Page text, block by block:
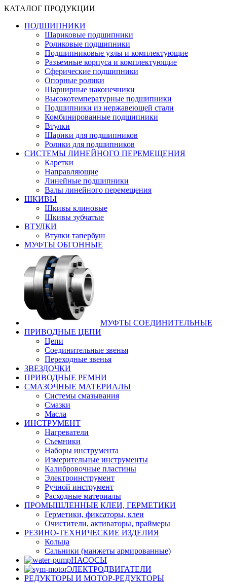
КАТАЛОГ ПРОДУКЦИИ
ПОДШИПНИКИ
Шариковые подшипники
Роликовые подшипники
Подшипниковые узлы и комплектующие
Разъемные корпуса и комплектующие
Сферические подшипники
Опорные ролики
Шарнирные наконечники
Высокотемпературные подшипники
Подшипники из нержавеющей стали
Комбинированные подшипники
Втулки
Шарики для подшипников
Ролики для подшипников
СИСТЕМЫ ЛИНЕЙНОГО ПЕРЕМЕЩЕНИЯ
Каретки
Направляющие
Линейные подшипники
Валы линейного перемещения
ШКИВЫ
Шкивы клиновые
Шкивы зубчатые
ВТУЛКИ
Втулки тапербуш
МУФТЫ ОБГОННЫЕ
МУФТЫ СОЕДИНИТЕЛЬНЫЕ
ПРИВОДНЫЕ ЦЕПИ
Цепи
Соединительные звенья
Переходные звенья
ЗВЕЗДОЧКИ
ПРИВОДНЫЕ РЕМНИ
СМАЗОЧНЫЕ МАТЕРИАЛЫ
Системы смазывания
Смазки
Масла
ИНСТРУМЕНТ
Нагреватели
Съемники
Наборы инструмента
Измерительные инструменты
Калибровочные пластины
Электроинструмент
Ручной инструмент
Расходные материалы
ПРОМЫШЛЕННЫЕ КЛЕИ, ГЕРМЕТИКИ
Герметики, фиксаторы, клеи
Очистители, активаторы, праймеры
РЕЗИНО-ТЕХНИЧЕСКИЕ ИЗДЕЛИЯ
Кольца
Сальники (манжеты армированные)
НАСОСЫ
ЭЛЕКТРОДВИГАТЕЛИ
РЕДУКТОРЫ И МОТОР-РЕДУКТОРЫ